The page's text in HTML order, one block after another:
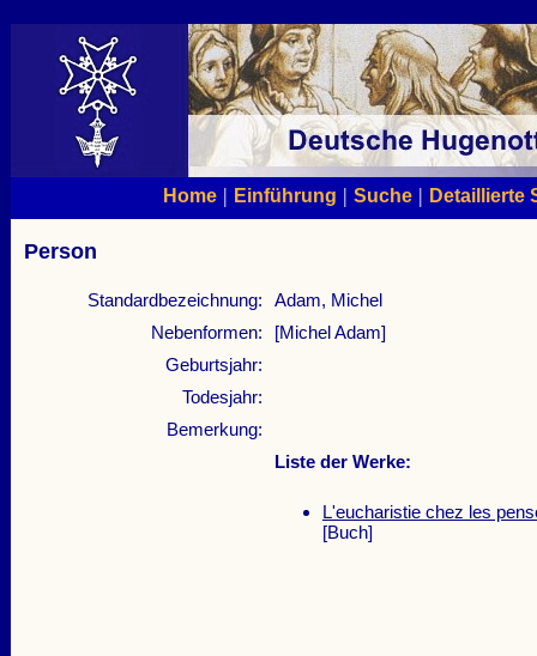
Home| Einführung | Suche| Detaillierte
Person
Standardbezeichnung:
Adam, Michel
Nebenformen:
[Michel Adam]
Geburtsjahr:
Todesjahr:
Bemerkung:
Liste der Werke:
L'eucharistie chez les
[Buch]